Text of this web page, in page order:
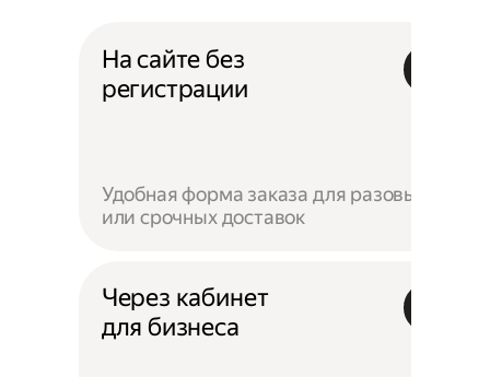
На сайте без
регистрации
Удобная форма заказа для разовых
или срочных доставок
Через кабинет
для бизнеса